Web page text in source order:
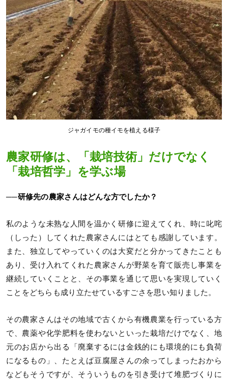
ジャガイモの種イモを植える様子
農家研修は、「栽培技術」だけでなく
「栽培哲学」を学ぶ場
──研修先の農家さんはどんな方でしたか？
私のような未熟な人間を温かく研修に迎えてくれ、時に叱咤
（しった）してくれた農家さんにはとても感謝しています。
また、独立してやっていくのは大変だと分かってきたことも
あり、受け入れてくれた農家さんが野菜を育て販売し事業を
継続していくことと、その事業を通じて思いを実現していく
ことをどちらも成り立たせているすごさを思い知りました。
その農家さんはその地域で古くから有機農業を行っている方
で、農薬や化学肥料を使わないといった栽培だけでなく、地
元のお店から出る「廃棄するには金銭的にも環境的にも負荷
になるもの」、たとえば豆腐屋さんの余ってしまったおから
などもそうですが、そういうものを引き受けて堆肥づくりに